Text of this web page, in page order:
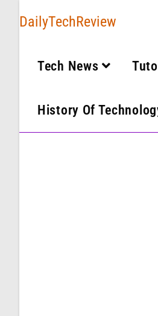
DailyTechReview
Tech News
History Of